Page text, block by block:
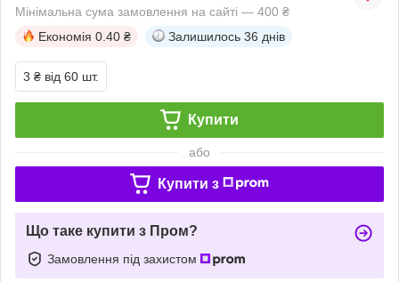
Мінімальна сума замовлення на сайті — 400 ₴
Економія 0.40 ₴ Залишилось 36 днів
3 ₴ від 60 шт.
Купити
або
Купити з
Що таке купити з Пром?
Замовлення під захистом